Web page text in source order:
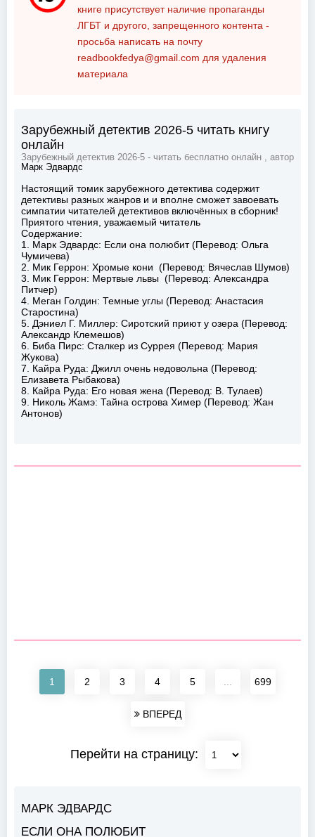
книге присутствует наличие пропаганды
ЛГБТ и другого, запрещенного контента -
просьба написать на почту
readbookfedya@gmail.com для удаления
материала
Зарубежный детектив 2026-5 читать книгу
онлайн
Зарубежный детектив 2026-5 - читать бесплатно онлайн , автор
Марк Эдвардс
Настоящий томик зарубежного детектива содержит
детективы разных жанров и и вполне сможет завоевать
симпатии читателей детективов включённых в сборник!
Приятого чтения, уважаемый читатель
Содержание:
1. Марк Эдвардс: Если она полюбит (Перевод: Ольга
Чумичева)
2. Мик Геррон: Хромые кони (Перевод: Вячеслав Шумов)
3. Мик Геррон: Мертвые львы (Перевод: Александра
Питчер)
4. Меган Голдин: Темные углы (Перевод: Анастасия
Старостина)
5. Дэниел Г. Миллер: Сиротский приют у озера (Перевод:
Александр Клемешов)
6. Биба Пирс: Сталкер из Суррея (Перевод: Мария
Жукова)
7. Кайра Руда: Джилл очень недовольна (Перевод:
Елизавета Рыбакова)
8. Кайра Руда: Его новая жена (Перевод: В. Тулаев)
9. Николь Жамэ: Тайна острова Химер (Перевод: Жан
Антонов)
1 2 3 4 5 ... 699
ВПЕРЕД
Перейти на страницу:
МАРК ЭДВАРДС
ЕСЛИ ОНА ПОЛЮБИТ